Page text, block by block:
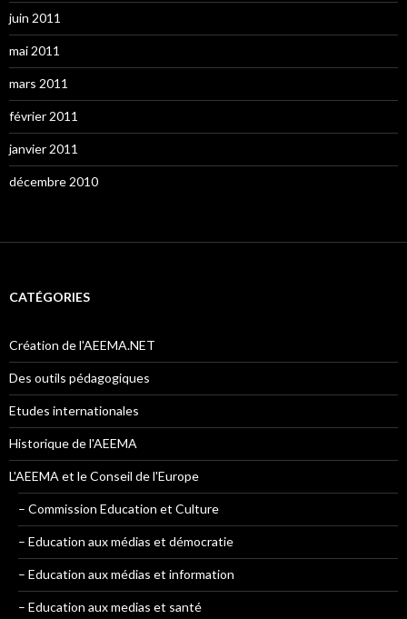
juin 2011
mai 2011
mars 2011
février 2011
janvier 2011
décembre 2010
CATÉGORIES
Création de l'AEEMA.NET
Des outils pédagogiques
Etudes internationales
Historique de l'AEEMA
L'AEEMA et le Conseil de l'Europe
– Commission Education et Culture
– Education aux médias et démocratie
– Education aux médias et information
– Education aux medias et santé